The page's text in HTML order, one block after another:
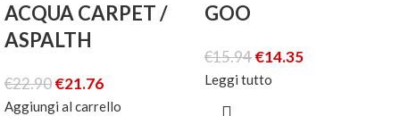
ACQUA CARPET /
ASPALTH
€22.90€21.76
Aggiungi al carrello
GOO
€15.94€14.35
Leggi tutto